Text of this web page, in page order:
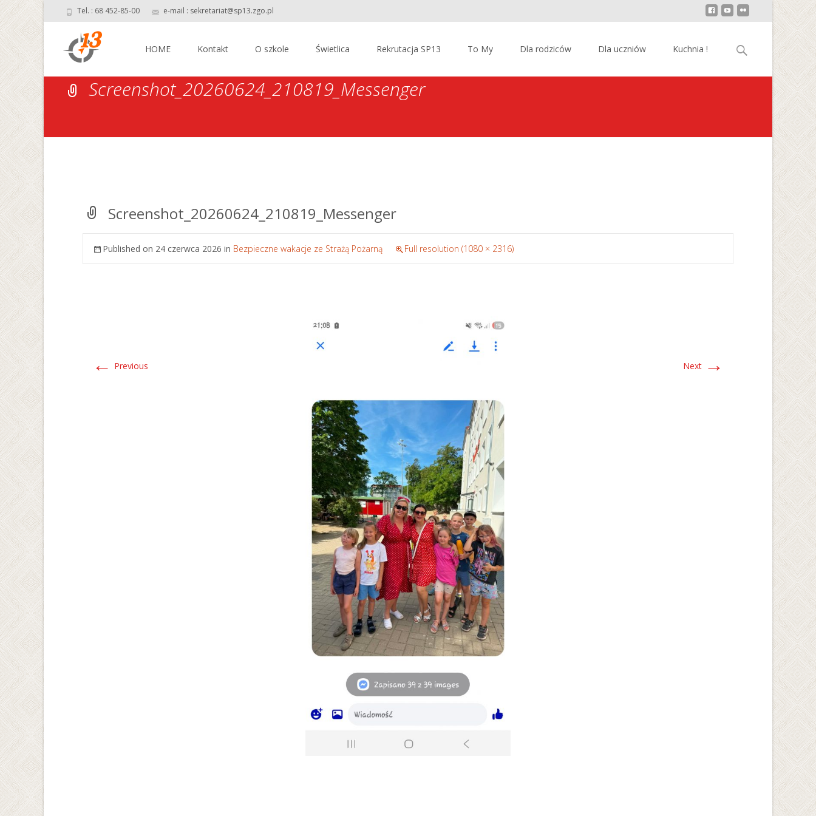
Tel. : 68 452-85-00 e-mail : sekretariat@sp13.zgo.pl
HOME Kontakt O szkole Świetlica Rekrutacja SP13 To My Dla rodziców Dla uczniów Kuchnia ! Szukaj:
Screenshot_20260624_210819_Messenger
Screenshot_20260624_210819_Messenger
Published on 24 czerwca 2026 in Bezpieczne wakacje ze Strażą Pożarną Full resolution (1080 × 2316)
← Previous Next →